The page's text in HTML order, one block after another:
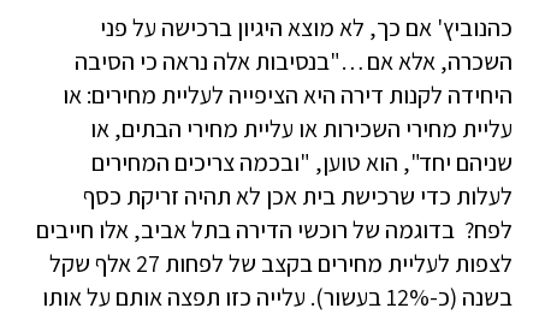
כהנוביץ' אם כך, לא מוצא היגיון ברכישה על פני
השכרה, אלא אם …"בנסיבות אלה נראה כי הסיבה
היחידה לקנות דירה היא הציפייה לעליית מחירים: או
עליית מחירי השכירות או עליית מחירי הבתים, או
שניהם יחד", הוא טוען, "ובכמה צריכים המחירים
לעלות כדי שרכישת בית אכן לא תהיה זריקת כסף
לפח? בדוגמה של רוכשי הדירה בתל אביב, אלו חייבים
לצפות לעליית מחירים בקצב של לפחות 27 אלף שקל
בשנה (כ-12% בעשור). עלייה כזו תפצה אותם על אותו